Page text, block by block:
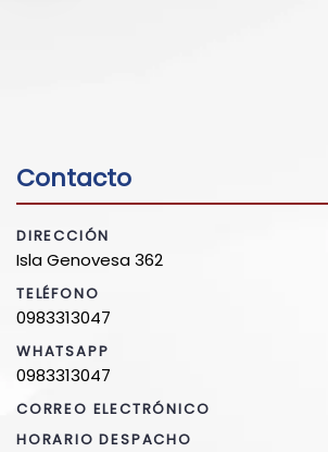
Contacto
DIRECCIÓN
Isla Genovesa 362
TELÉFONO
0983313047
WHATSAPP
0983313047
CORREO ELECTRÓNICO
HORARIO DESPACHO